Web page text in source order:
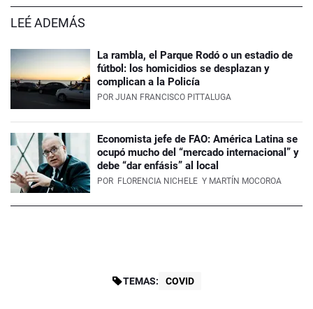
LEÉ ADEMÁS
La rambla, el Parque Rodó o un estadio de
fútbol: los homicidios se desplazan y
complican a la Policía
POR JUAN FRANCISCO PITTALUGA
Economista jefe de FAO: América Latina se
ocupó mucho del “mercado internacional” y
debe “dar enfásis” al local
POR FLORENCIA NICHELE Y MARTÍN MOCOROA
TEMAS: COVID